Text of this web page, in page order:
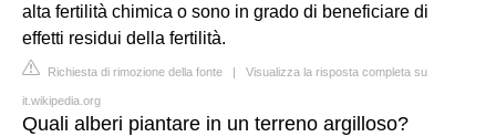
alta fertilità chimica o sono in grado di beneficiare di
effetti residui della fertilità.
Richiesta di rimozione della fonte | Visualizza la risposta completa su
it.wikipedia.org
Quali alberi piantare in un terreno argilloso?